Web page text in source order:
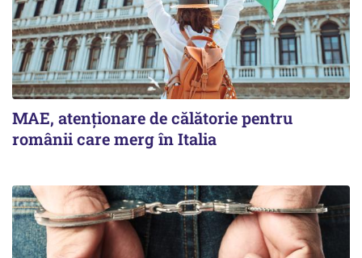
MAE, atenționare de călătorie pentru
românii care merg în Italia